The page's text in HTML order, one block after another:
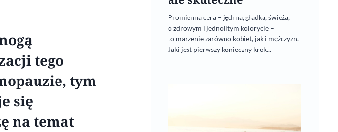
tego
tym
się
na temat
Promienna cera – jędrna, gładka, świeża,
o zdrowym i jednolitym kolorycie –
to marzenie zarówno kobiet, jak i mężczyzn.
Jaki jest pierwszy konieczny krok...